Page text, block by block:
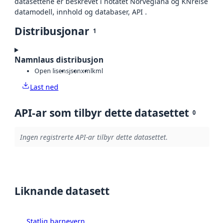
datamodell, innhold og databaser, API .
Distribusjonar 1
Namnlaus distribusjon
Open lisensjsonxmlkml
Last ned
API-ar som tilbyr dette datasettet 0
Ingen registrerte API-ar tilbyr dette datasettet.
Liknande datasett